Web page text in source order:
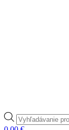
Products
search